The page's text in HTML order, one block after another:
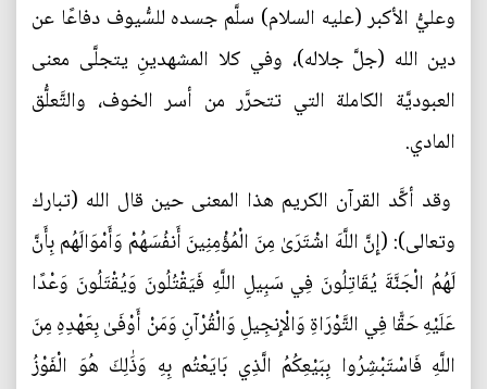
وعليُّ الأكبر (عليه السلام) سلَّم جسده للسُّيوف دفاعًا عن
دين الله (جلَّ جلاله)، وفي كلا المشهدينِ يتجلَّى معنى
العبوديَّة الكاملة التي تتحرَّر من أسر الخوف، والتَّعلُّق
المادي.
وقد أكَّد القرآن الكريم هذا المعنى حين قال الله (تبارك
وتعالى): (إِنَّ اللَّهَ اشْتَرَىٰ مِنَ الْمُؤْمِنِينَ أَنفُسَهُمْ وَأَمْوَالَهُم بِأَنَّ
لَهُمُ الْجَنَّةَ يُقَاتِلُونَ فِي سَبِيلِ اللَّهِ فَيَقْتُلُونَ وَيُقْتَلُونَ وَعْدًا
عَلَيْهِ حَقًّا فِي التَّوْرَاةِ وَالْإِنجِيلِ وَالْقُرْآنِ وَمَنْ أَوْفَىٰ بِعَهْدِهِ مِنَ
اللَّهِ فَاسْتَبْشِرُوا بِبَيْعِكُمُ الَّذِي بَايَعْتُم بِهِ وَذَٰلِكَ هُوَ الْفَوْزُ